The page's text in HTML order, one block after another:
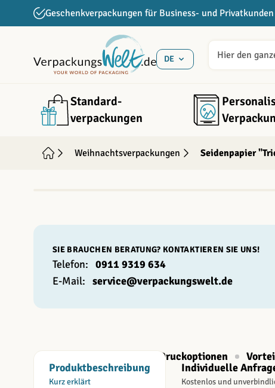
Direkt zum InhaltGeschenkverpackungen für Business- und Privatkunden
DE
Standard­
verpackungen
Weihnachtsverpackungen Seidenpapier
SIE BRAUCHEN BERATUNG? KONTAKTIEREN SIE UNS!
Telefon: 0911 9319 634
E-Mail: service@verpackungswelt.de
Druckoptionen
Produktbeschreibung
Kurz erklärt
Individuelle
Kostenlos und